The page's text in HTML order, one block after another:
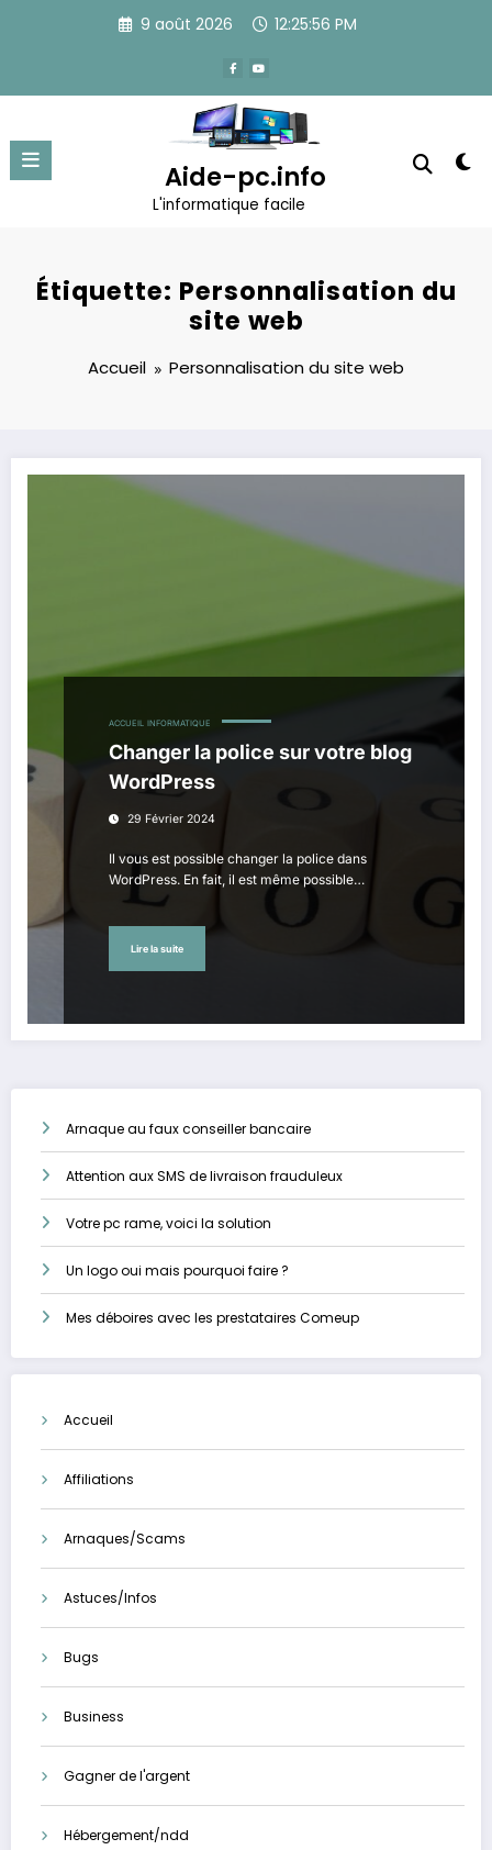
9 août 2026 12:25:56 PM
Aide-pc.info
L'informatique facile
Étiquette: Personnalisation du
site web
Accueil Personnalisation du site web
ACCUEIL INFORMATIQUE
Changer la police sur votre blog
WordPress
29 Février 2024
Il vous est possible changer la police dans
WordPress. En fait, il est même possible…
Lire la suite
Arnaque au faux conseiller bancaire
Attention aux SMS de livraison frauduleux
Votre pc rame, voici la solution
Un logo oui mais pourquoi faire ?
Mes déboires avec les prestataires Comeup
Accueil
Affiliations
Arnaques/Scams
Astuces/Infos
Bugs
Business
Gagner de l'argent
Hébergement/ndd